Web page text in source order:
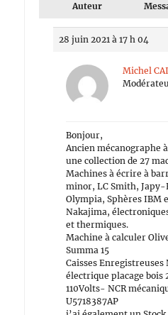
Auteur
28 juin 2021 à 17 h 04
Michel
Bonjour,
Ancien mécanographe
une collection de 27
Machines à écrire à
minor, LC Smith,
Olympia, Sphères IBM
Nakajima,
et thermiques.
Machine à calculer
Summa 15
Caisses
électrique placage bois
110Volts- NCR
U5718387AP